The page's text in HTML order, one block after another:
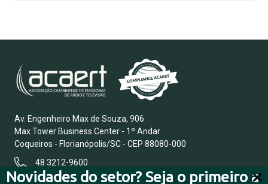
Novidades do setor? Seja o primeiro a
Av. Engenheiro Max de Souza, 906
Max Tower Business Center - 1º Andar
Coqueiros - Florianópolis/SC - CEP 88080-000
48 3212-9600